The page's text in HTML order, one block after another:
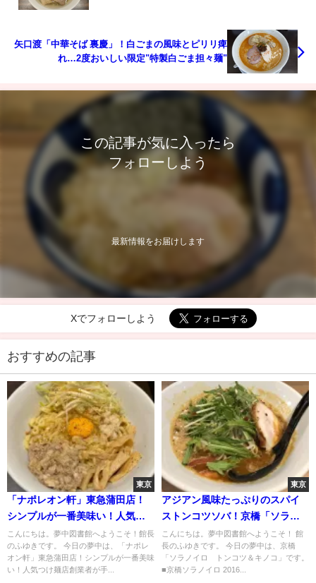
矢口渡「中華そば 裏慶」！白ごまの風味とピリリ痺
れ…2度おいしい限定"特製白ごま担々麺"
この記事が気に入ったら
フォローしよう
最新情報をお届けします
Xでフォローしよう
おすすめの記事
東京
「ナポレオン軒」東急蒲田店！
シンプルが一番美味い！人気つ
け麺店創業者が手掛ける釜玉中
華そば
こんにちは。夢中図書館へようこそ！館長
のふゆきです。 今日の夢中は、「ナポレ
オン軒」東急蒲田店！シンプルが一番美味
い！人気つけ麺店創業者が手...
東京
アジアン風味たっぷりのスパイ
ストンコツソバ！京橋「ソラノ
イロ」
こんにちは。夢中図書館へようこそ！ 館
長のふゆきです。 今日の夢中は、京橋
「ソラノイロ トンコツ＆キノコ」です。
■京橋ソラノイロ 2016...